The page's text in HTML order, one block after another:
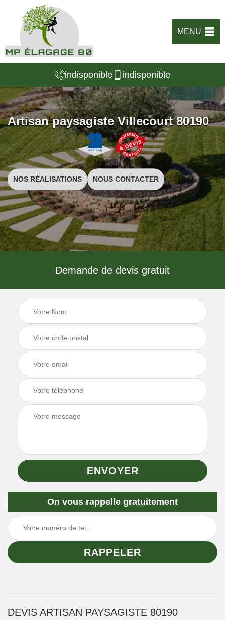
MENU
indisponible indisponible
Artisan paysagiste Villecourt 80190
NOS RÉALISATIONS NOUS CONTACTER
Demande de devis gratuit
On vous rappelle gratuitement
DEVIS ARTISAN PAYSAGISTE 80190